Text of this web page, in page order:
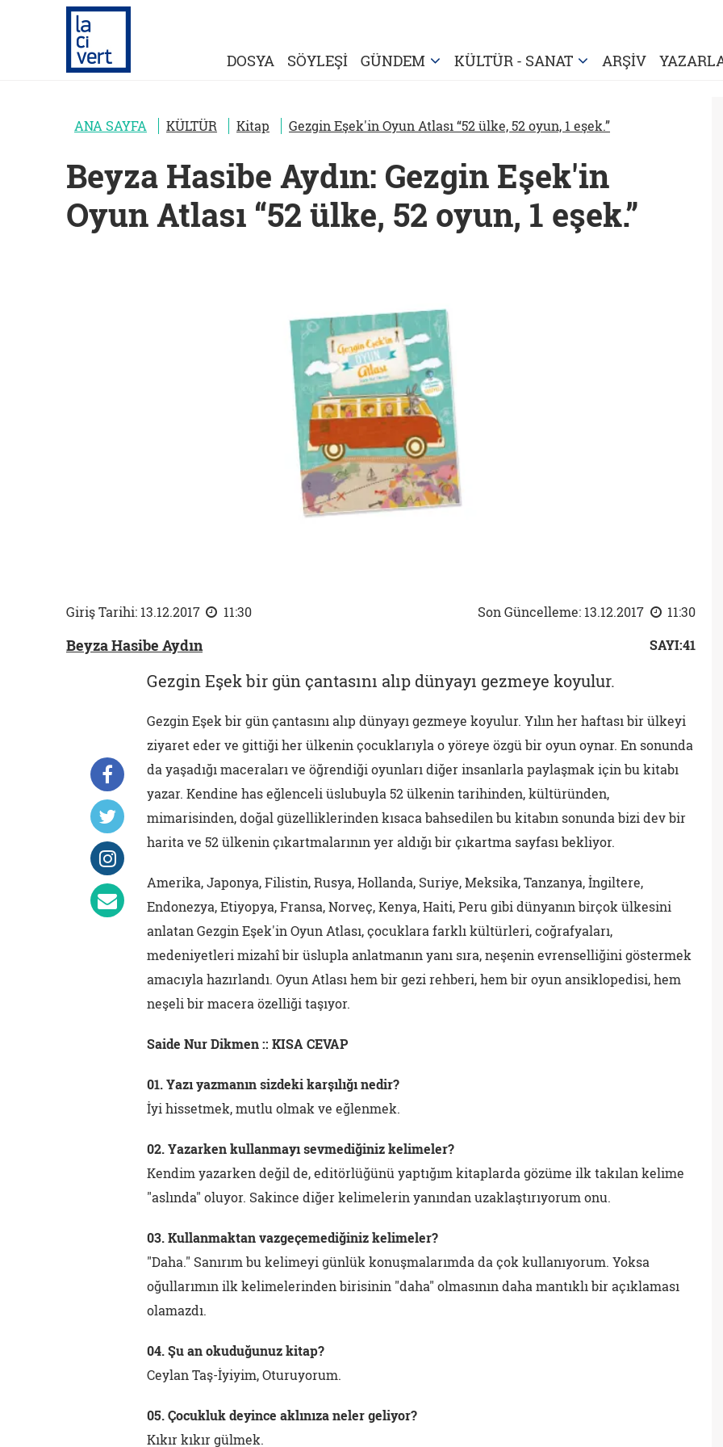
DOSYA SÖYLEŞİ GÜNDEM KÜLTÜR - SANAT ARŞİV
ANA SAYFA KÜLTÜR Kitap Gezgin Eşek'in Oyun Atlası “52 ülke, 52 oyun, 1 eşek.”
Beyza Hasibe Aydın: Gezgin Eşek'in
Oyun Atlası “52 ülke, 52 oyun, 1 eşek.”
Giriş Tarihi: 13.12.2017 11:30 Son Güncelleme: 13.12.2017 11:30
Beyza Hasibe Aydın SAYI:41
Gezgin Eşek bir gün çantasını alıp dünyayı gezmeye koyulur.
Gezgin Eşek bir gün çantasını alıp dünyayı gezmeye koyulur. Yılın her haftası bir ülkeyi
ziyaret eder ve gittiği her ülkenin çocuklarıyla o yöreye özgü bir oyun oynar. En sonunda
da yaşadığı maceraları ve öğrendiği oyunları diğer insanlarla paylaşmak için bu kitabı
yazar. Kendine has eğlenceli üslubuyla 52 ülkenin tarihinden, kültüründen,
mimarisinden, doğal güzelliklerinden kısaca bahsedilen bu kitabın sonunda bizi dev bir
harita ve 52 ülkenin çıkartmalarının yer aldığı bir çıkartma sayfası bekliyor.
Amerika, Japonya, Filistin, Rusya, Hollanda, Suriye, Meksika, Tanzanya, İngiltere,
Endonezya, Etiyopya, Fransa, Norveç, Kenya, Haiti, Peru gibi dünyanın birçok ülkesini
anlatan Gezgin Eşek'in Oyun Atlası, çocuklara farklı kültürleri, coğrafyaları,
medeniyetleri mizahî bir üslupla anlatmanın yanı sıra, neşenin evrenselliğini göstermek
amacıyla hazırlandı. Oyun Atlası hem bir gezi rehberi, hem bir oyun ansiklopedisi, hem
neşeli bir macera özelliği taşıyor.
Saide Nur Dikmen :: KISA CEVAP
01. Yazı yazmanın sizdeki karşılığı nedir?
İyi hissetmek, mutlu olmak ve eğlenmek.
02. Yazarken kullanmayı sevmediğiniz kelimeler?
Kendim yazarken değil de, editörlüğünü yaptığım kitaplarda gözüme ilk takılan kelime
"aslında" oluyor. Sakince diğer kelimelerin yanından uzaklaştırıyorum onu.
03. Kullanmaktan vazgeçemediğiniz kelimeler?
"Daha." Sanırım bu kelimeyi günlük konuşmalarımda da çok kullanıyorum. Yoksa
oğullarımın ilk kelimelerinden birisinin "daha" olmasının daha mantıklı bir açıklaması
olamazdı.
04. Şu an okuduğunuz kitap?
Ceylan Taş-İyiyim, Oturuyorum.
05. Çocukluk deyince aklınıza neler geliyor?
Kıkır kıkır gülmek.